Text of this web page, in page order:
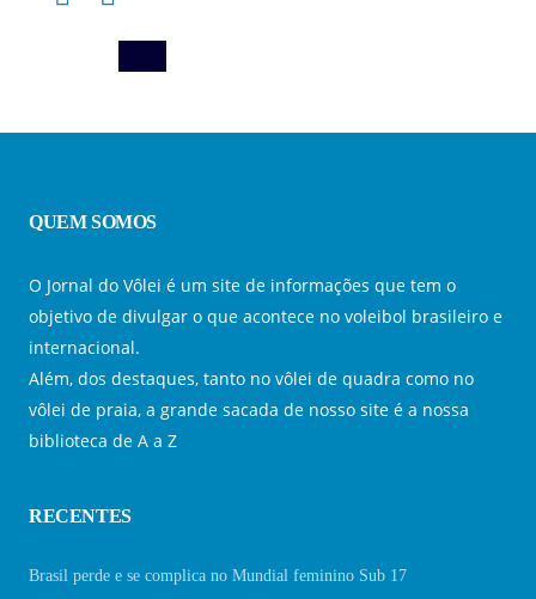
QUEM SOMOS
O Jornal do Vôlei é um site de informações que tem o
objetivo de divulgar o que acontece no voleibol brasileiro e
internacional.
Além, dos destaques, tanto no vôlei de quadra como no
vôlei de praia, a grande sacada de nosso site é a nossa
biblioteca de A a Z
RECENTES
Brasil perde e se complica no Mundial feminino Sub 17